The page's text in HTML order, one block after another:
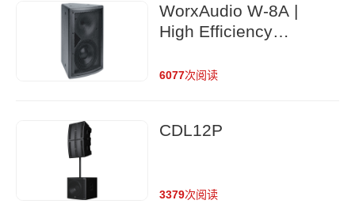
WorxAudio W-8A |
High Efficiency
6077次阅读
CDL12P
3379次阅读